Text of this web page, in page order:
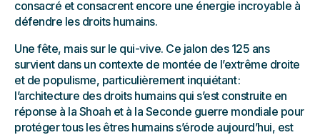
consacré et consacrent encore une énergie incroyable à
défendre les droits humains.
Une fête, mais sur le qui-vive. Ce jalon des 125 ans
survient dans un contexte de montée de l’extrême droite
et de populisme, particulièrement inquiétant :
l’architecture des droits humains qui s’est construite en
réponse à la Shoah et à la Seconde guerre mondiale pour
protéger tous les êtres humains s’érode aujourd’hui, est